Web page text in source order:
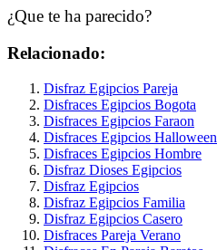
¿Que te ha parecido?
Relacionado:
Disfraz Egipcios Pareja
Disfraces Egipcios Bogota
Disfraces Egipcios Faraon
Disfraces Egipcios Halloween
Disfraces Egipcios Hombre
Disfraz Dioses Egipcios
Disfraz Egipcios
Disfraz Egipcios Familia
Disfraz Egipcios Casero
Disfraces Pareja Verano